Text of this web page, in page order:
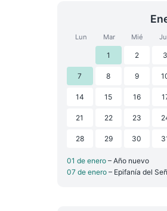
Lun Mar Mié
1 2 3
7 8 9
14 15 16
21 22 23
28 29 30
01 de enero – Año nuevo
07 de enero – Epifanía del